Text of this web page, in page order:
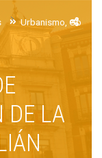
Urbanismo, Obras
DE LA